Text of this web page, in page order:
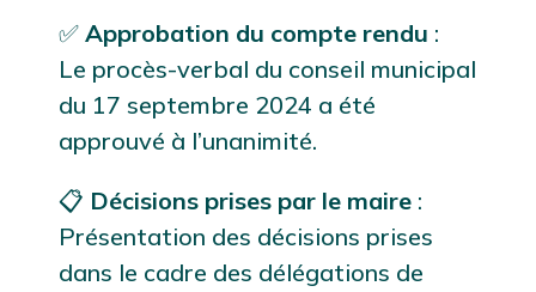
✅ Approbation du compte rendu :
Le procès-verbal du conseil municipal
du 17 septembre 2024 a été
approuvé à l’unanimité.
📋 Décisions prises par le maire:
Présentation des décisions prises
dans le cadre des délégations de